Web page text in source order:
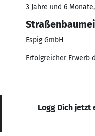
3 Jahre und 6
Espig GmbH
Erfolgreicher Erwerb
Logg Dich jetzt